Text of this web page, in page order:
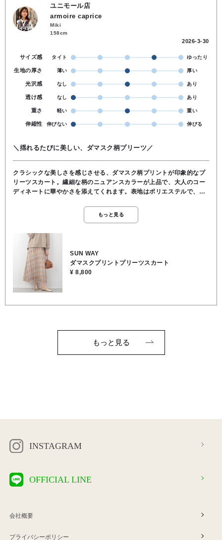
ユニモール店
armoire caprice
Miki
158cm
2026-3-30
サイズ感 タイト ゆったり
生地の厚さ 薄い 厚い
光沢感 なし あり
透け感 なし あり
重さ 軽い 重い
伸縮性 伸びない 伸びる
＼揺れるたびに美しい、ダマスク柄プリーツ／
クラシックな美しさを感じさせる、ダマスク柄プリントが印象的なプ
リーツスカート。繊細な柄のニュアンスカラーが上品で、大人のコー
ディネートに華やかさを添えてくれます。表地はポリエステルで、軽
にふわりと揺れるシルエットが、女性らしい優雅な雰囲気を演出しま
す。裏地にはレーヨン・ポリウレタンを使用しており、やわらかくな
と見えながらもラクに穿ける仕様で、デイリーからお出かけまで幅広
く活躍します。ブラウスやニットと合わせてエレガントに、カジュア
ルトップスと合わせて大人の抜け感スタイルにも◎一枚でコーディネ
ートの主役になる、存在感のあるプリントスカートです。●裏地あり●
ウエストゴム●表地／ポリエステル100％, 裏地／レーヨン95％, ポ
リウレタン5％●お洗濯可
もっと見る
SUN WAY
ダマスクプリントプリーツスカート
¥ 8,800
もっと見る
INSTAGRAM
OFFICIAL LINE
会社概要
プライバシーポリシー